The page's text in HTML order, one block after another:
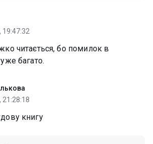
19:47:32
читається, бо помилок в
багато.
21:28:18
книгу